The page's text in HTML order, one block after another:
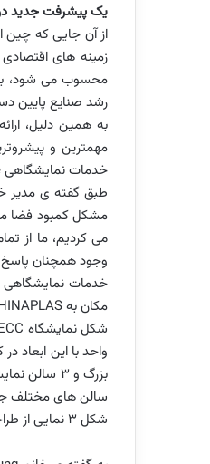
یک پیشرفت جدید
از آن جایی که
زمینه های
محسوب می شود، به
رشد صنایع پایین
به همین دلیل،
مهمترین و
خدمات نمایشگاهی
طبق گفته ی مدیر
مشکل کمبود فضا
می کردیم، ما از
وجود همچنان پاسخ
خدمات نمایشگاهی
مکان به
شکل نمایشگاه
بزرگ و 3
سالن های مختلف
شکل 3 نمایی از طراحی داخلی